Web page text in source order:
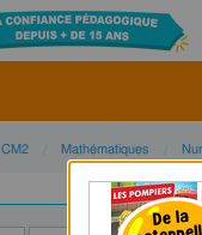
CM2 Mathématiques